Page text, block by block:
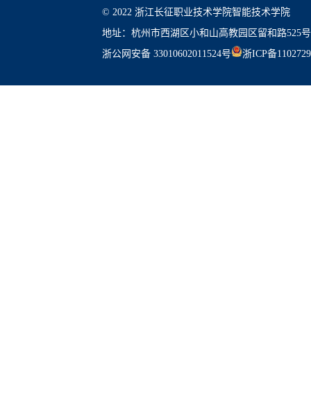
© 2022 浙江长征职业技术学院智能技术学院
地址：杭州市西湖区小和山高教园区留和路525号
浙公网安备 33010602011524号
浙ICP备